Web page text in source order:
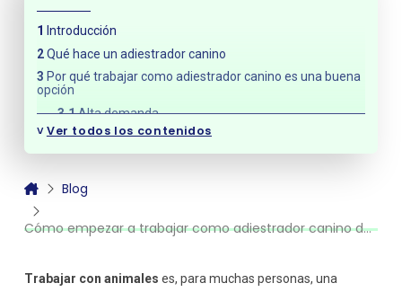
Introducción
Qué hace un adiestrador canino
Por qué trabajar como adiestrador canino es una buena
opción
Alta demanda
Profesión vocacional
Qué necesitas para empezar desde cero
Conocimientos clave
Paciencia y constancia
˅Ver todos los contenidos
Blog
Cómo empezar a trabajar como adiestrador canino desde cero
Trabajar con animales es, para muchas personas, una